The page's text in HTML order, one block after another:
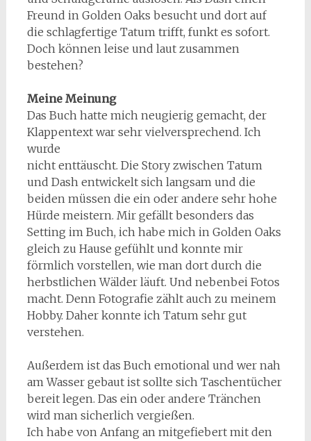
Freund in Golden Oaks besucht und dort auf
die schlagfertige Tatum trifft, funkt es sofort.
Doch können leise und laut zusammen
bestehen?
Meine Meinung
Das Buch hatte mich neugierig gemacht, der
Klappentext war sehr vielversprechend. Ich
wurde
nicht enttäuscht. Die Story zwischen Tatum
und Dash entwickelt sich langsam und die
beiden müssen die ein oder andere sehr hohe
Hürde meistern. Mir gefällt besonders das
Setting im Buch, ich habe mich in Golden Oaks
gleich zu Hause gefühlt und konnte mir
förmlich vorstellen, wie man dort durch die
herbstlichen Wälder läuft. Und nebenbei Fotos
macht. Denn Fotografie zählt auch zu meinem
Hobby. Daher konnte ich Tatum sehr gut
verstehen.
Außerdem ist das Buch emotional und wer nah
am Wasser gebaut ist sollte sich Taschentücher
bereit legen. Das ein oder andere Tränchen
wird man sicherlich vergießen.
Ich habe von Anfang an mitgefiebert mit den